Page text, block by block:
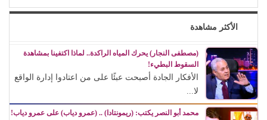
الأكثر مشاهدة
(مصطفى النجار) يحرك المياه الراكدة.. لماذا اكتفينا بمشاهدة
السقوط البطيء!
الأفكار الجادة أصبحت عبئًا على من اعتادوا إدارة الواقع
لا...
محمد أبو النصر يكتب: (ريمونتادا) .. (عمرو دياب) على عمرو دياب!